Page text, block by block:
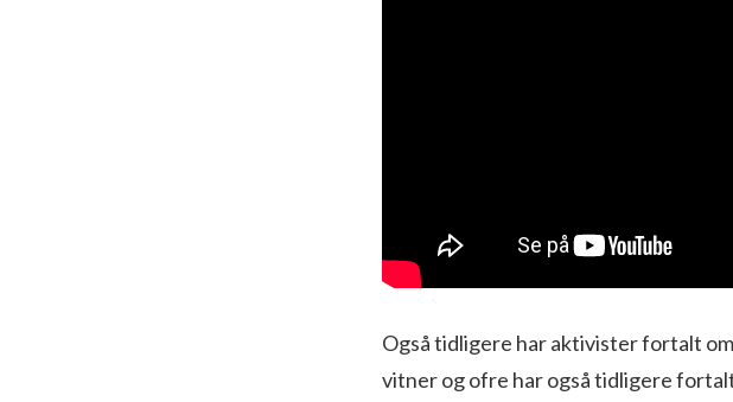
Også tidligere har aktivister fortalt
vitner og ofre har også tidligere